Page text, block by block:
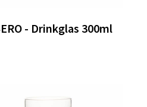
- Drinkglas 300ml